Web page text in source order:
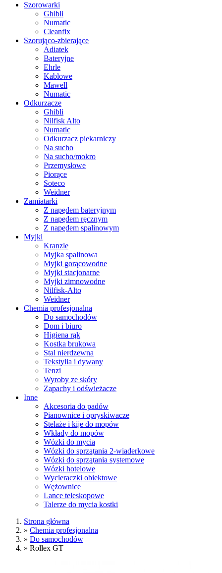
Szorowarki
Ghibli
Numatic
Cleanfix
Szorująco-zbierające
Adiatek
Bateryjne
Ehrle
Kablowe
Mawell
Numatic
Odkurzacze
Ghibli
Nilfisk Alto
Numatic
Odkurzacz piekarniczy
Na sucho
Na sucho/mokro
Przemysłowe
Piorące
Soteco
Weidner
Zamiatarki
Z napędem bateryjnym
Z napędem ręcznym
Z napędem spalinowym
Myjki
Kranzle
Myjka spalinowa
Myjki gorącowodne
Myjki stacjonarne
Myjki zimnowodne
Nilfisk-Alto
Weidner
Chemia profesjonalna
Do samochodów
Dom i biuro
Higiena rąk
Kostka brukowa
Stal nierdzewna
Tekstylia i dywany
Tenzi
Wyroby ze skóry
Zapachy i odświeżacze
Inne
Akcesoria do padów
Pianownice i opryskiwacze
Stelaże i kije do mopów
Wkłady do mopów
Wózki do mycia
Wózki do sprzątania 2-wiaderkowe
Wózki do sprzątania systemowe
Wózki hotelowe
Wycieraczki obiektowe
Wężownice
Lance teleskopowe
Talerze do mycia kostki
Strona główna
» Chemia profesjonalna
» Do samochodów
» Rollex GT